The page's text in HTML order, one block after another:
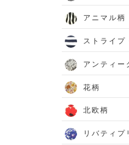
アニマル柄
ストライプ
アンティー
花柄
北欧柄
リバティプ